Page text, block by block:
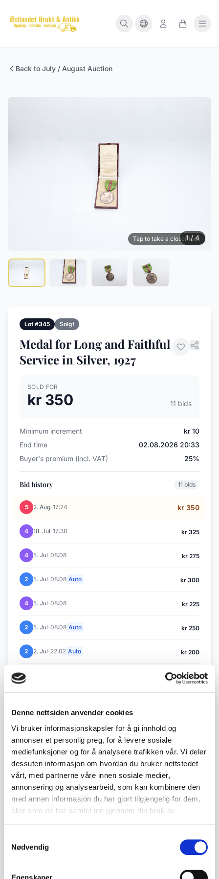
Denne nettsiden anvender cookies
Vi bruker informasjonskapsler for å gi innhold og
annonser et personlig preg, for å levere sosiale
mediefunksjoner og for å analysere trafikken vår. Vi deler
dessuten informasjon om hvordan du bruker nettstedet
vårt, med partnerne våre innen sosiale medier,
annonsering og analysearbeid, som kan kombinere den
med annen informasjon du har gjort tilgjengelig for dem,
eller som de har samlet inn gjennom din bruk av
Nødvendig
Back to July / August Auction
Tap to take a closer look
1 / 4
Lot #345 Solgt
Medal for Long and Faithful
Service in Silver, 1927
SOLD FOR
kr 350 11 bids
Minimum increment
kr 10
End time
02.08.2026 20:33
Buyer's premium (incl. VAT)
25%
Bid history 11 bids
5 2. Aug·17:24 kr 350
4 18. Jul·17:38 kr 325
4 5. Jul·08:08 kr 275
2 5. Jul·08:08 Auto kr 300
4 5. Jul·08:08 kr 225
2 5. Jul·08:08 Auto kr 250
2 2. Jul· 22:02 Auto kr 200
3 kr 175
Back to July / August Auction
← Previous lot
#344
Next lot →
#346